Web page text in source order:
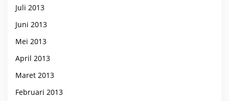
Juli 2013
Juni 2013
Mei 2013
April 2013
Maret 2013
Februari 2013